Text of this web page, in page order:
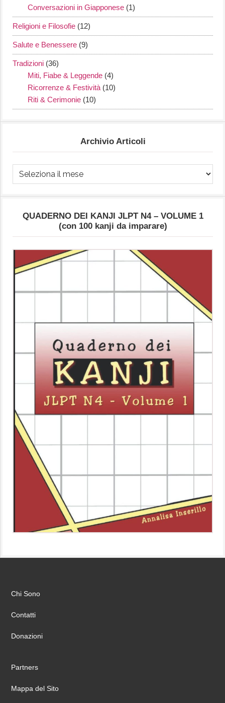
Conversazioni in Giapponese (1)
Religioni e Filosofie (12)
Salute e Benessere (9)
Tradizioni (36)
Miti, Fiabe & Leggende (4)
Ricorrenze & Festività (10)
Riti & Cerimonie (10)
Archivio Articoli
Archivio
Articoli
QUADERNO DEI KANJI JLPT N4 – VOLUME 1
(con 100 kanji da imparare)
Chi Sono
Contatti
Donazioni
Partners
Mappa del Sito